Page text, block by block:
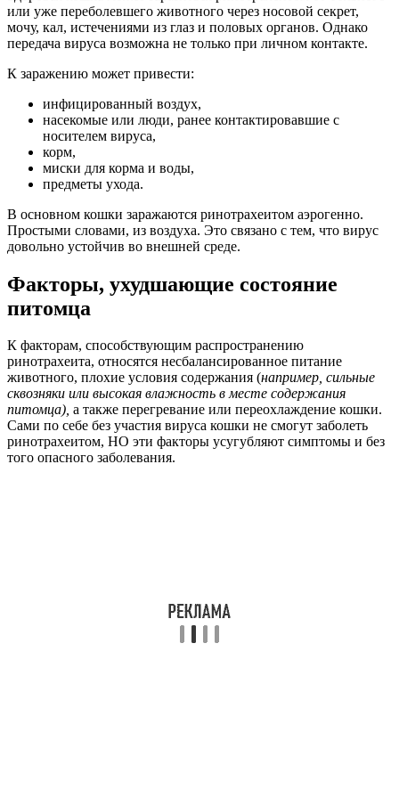
или уже переболевшего животного через носовой секрет,
мочу, кал, истечениями из глаз и половых органов. Однако
передача вируса возможна не только при личном контакте.
К заражению может привести:
инфицированный воздух,
насекомые или люди, ранее контактировавшие с
носителем вируса,
корм,
миски для корма и воды,
предметы ухода.
В основном кошки заражаются ринотрахеитом аэрогенно.
Простыми словами, из воздуха. Это связано с тем, что вирус
довольно устойчив во внешней среде.
Факторы, ухудшающие состояние
питомца
К факторам, способствующим распространению
ринотрахеита, относятся несбалансированное питание
животного, плохие условия содержания (например, сильные
сквозняки или высокая влажность в месте содержания
питомца), а также перегревание или переохлаждение кошки.
Сами по себе без участия вируса кошки не смогут заболеть
ринотрахеитом, НО эти факторы усугубляют симптомы и без
того опасного заболевания.